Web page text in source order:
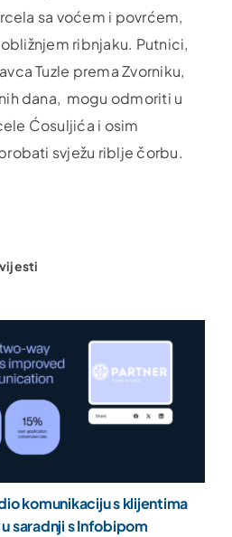
sa voćem i povrćem,
ribnjaku. Putnici,
Tuzle prema Zvorniku,
dana, mogu odmoriti u
Ćosuljića i osim
svježu riblje čorbu.
komunikaciju s klijentima
saradnji s Infobipom